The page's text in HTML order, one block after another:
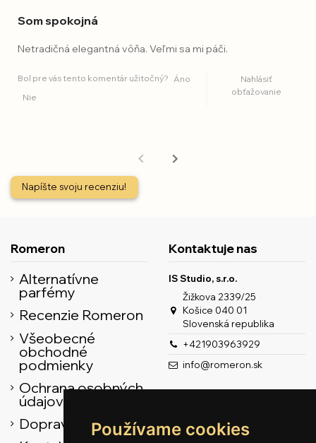
Používame cookies
Som spokojná
Netradičná elegantná vôňa. Veľmi sa mi páči.
Bol pre vás tento komentár užitočný? Áno
Nie
Nahlásiť
obťažovanie
Napíšte svoju recenziu!
Romeron
Alternatívne
parfémy
Recenzie Romeron
Všeobecné
obchodné
podmienky
Ochrana osobných
údajov
Doprava
Kontaktuje nas
IS Studio, s.r.o.
Žižkova 2339/25
Košice 040 01
Slovenská republika
+421903963929
info@romeron.sk